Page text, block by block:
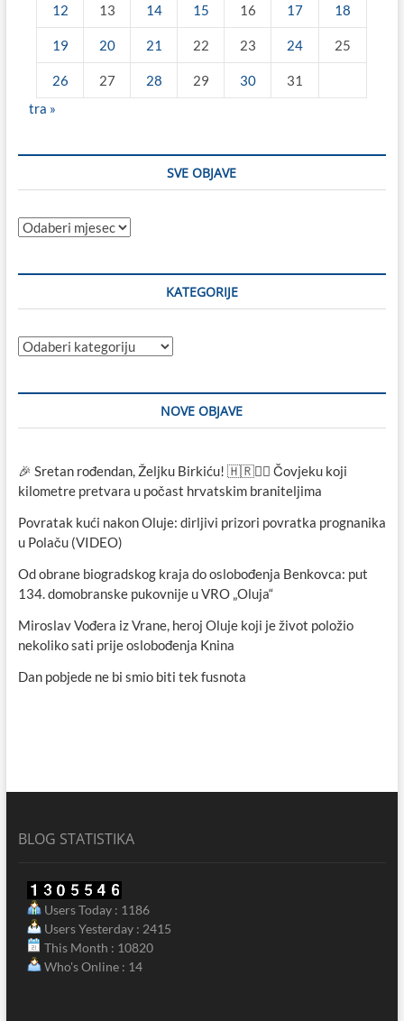
12 13 14 15 16 17 18
19 20 21 22 23 24 25
26 27 28 29 30
31
tra »
SVE OBJAVE
Sve
KATEGORIJE
Kategorije
NOVE OBJAVE
🎉 Sretan rođendan, Željku Birkiću! 🇭🇷🏃‍♂️ Čovjeku koji
kilometre pretvara u počast hrvatskim braniteljima
Povratak kući nakon Oluje: dirljivi prizori povratka prognanika
u Polaču (VIDEO)
Od obrane biogradskog kraja do oslobođenja Benkovca: put
134. domobranske pukovnije u VRO „Oluja“
Miroslav Vođera iz Vrane, heroj Oluje koji je život položio
nekoliko sati prije oslobođenja Knina
Dan pobjede ne bi smio biti tek fusnota
BLOG STATISTIKA
Users Today : 1186
Users Yesterday : 2415
This Month : 10820
Who's Online : 14